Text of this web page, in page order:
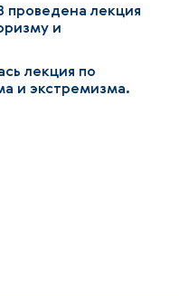
проведена лекция
и
лекция по
и экстремизма.